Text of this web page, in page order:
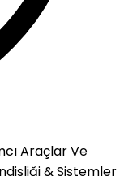
Araçlar Ve
& Sistemler